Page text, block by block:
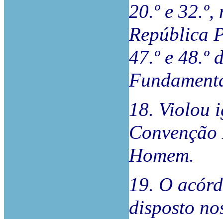
20.º e
República
47.º e 48.º
18. Violou
Homem.
19. O
disposto